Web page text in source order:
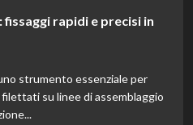
rapidi e precisi in
strumento essenziale per
su linee di assemblaggio